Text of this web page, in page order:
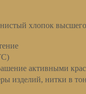
хлопок высшего
активными
изделий, нитки в